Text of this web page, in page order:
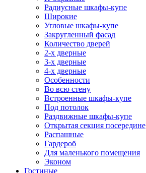
Радиусные шкафы-купе
Широкие
Угловые шкафы-купе
Закругленный фасад
Количество дверей
2-х дверные
3-х дверные
4-х дверные
Особенности
Во всю стену
Встроенные шкафы-купе
Под потолок
Раздвижные шкафы-купе
Открытая секция посередине
Распашные
Гардероб
Для маленького помещения
Эконом
Гостиные